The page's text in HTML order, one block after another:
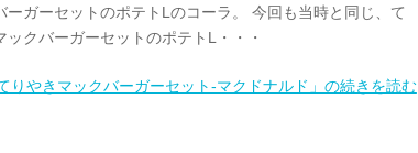
ーガーセットのポテトLのコーラ。 今回も当時と同じ、て
ックバーガーセットのポテトL・・・
てりやきマックバーガーセット-マクドナルド」の続きを読む